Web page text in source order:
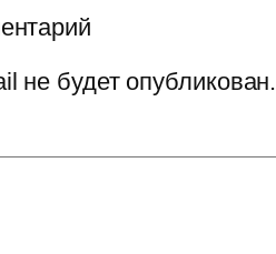
не будет опубликован.